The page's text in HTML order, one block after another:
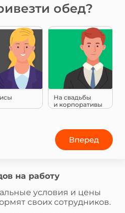
обед?
На свадьбы
и корпоративы
Вперед
на работу
условия и цены
своих сотрудников.